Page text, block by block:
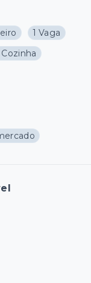
1 Vaga
Cozinha